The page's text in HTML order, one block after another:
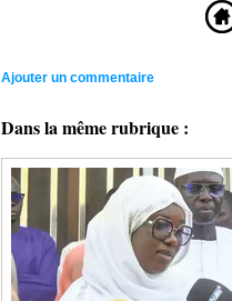
Ajouter un commentaire
Dans la même rubrique :